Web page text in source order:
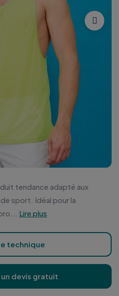
tendance adapté aux
sport. Idéal pour la
Lire plus
technique
devis gratuit